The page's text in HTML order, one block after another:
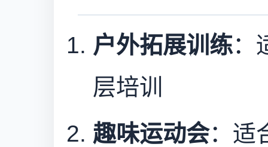
户外拓展训练：
层培训
趣味运动会：适